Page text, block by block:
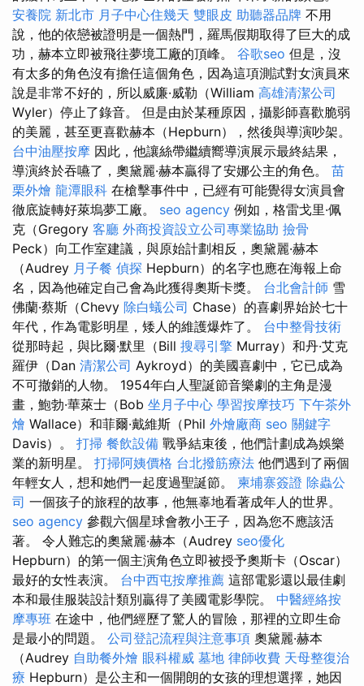
安養院 新北市 月子中心住幾天 雙眼皮 助聽器品牌 不用
說，他的依戀被證明是一個熱門，羅馬假期取得了巨大的成
功，赫本立即被飛往夢境工廠的頂峰。 谷歌seo 但是，沒
有太多的角色沒有擔任這個角色，因為這項測試對女演員來
說是非常不好的，所以威廉·威勒（William 高雄清潔公司
Wyler）停止了錄音。 但是由於某種原因，攝影師喜歡脆弱
的美麗，甚至更喜歡赫本（Hepburn），然後與導演吵架。
台中油壓按摩 因此，他讓絲帶繼續嚮導演展示最終結果，
導演終於吞嚥了，奧黛麗·赫本贏得了安娜公主的角色。 苗
栗外燴 龍潭眼科 在槍擊事件中，已經有可能覺得女演員會
徹底旋轉好萊塢夢工廠。 seo agency 例如，格雷戈里·佩
克（Gregory 客廳 外商投資設立公司專業協助 撿骨
Peck）向工作室建議，與原始計劃相反，奧黛麗·赫本
（Audrey 月子餐 偵探 Hepburn）的名字也應在海報上命
名，因為他確定自己會為此獲得奧斯卡獎。 台北會計師 雪
佛蘭·蔡斯（Chevy 除白蟻公司 Chase）的喜劇界始於七十
年代，作為電影明星，矮人的維護爆炸了。 台中整骨技術
從那時起，與比爾·默里（Bill 搜尋引擎 Murray）和丹·艾克
羅伊（Dan 清潔公司 Aykroyd）的美國喜劇中，它已成為
不可撤銷的人物。 1954年白人聖誕節音樂劇的主角是漫
畫，鮑勃·華萊士（Bob 坐月子中心 學習按摩技巧 下午茶外
燴 Wallace）和菲爾·戴維斯（Phil 外燴廠商 seo 關鍵字
Davis）。 打掃 餐飲設備 戰爭結束後，他們計劃成為娛樂
業的新明星。 打掃阿姨價格 台北撥筋療法 他們遇到了兩個
年輕女人，想和她們一起度過聖誕節。 柬埔寨簽證 除蟲公
司 一個孩子的旅程的故事，他無辜地看著成年人的世界。
seo agency 參觀六個星球會教小王子，因為您不應該活
著。 令人難忘的奧黛麗·赫本（Audrey seo優化
Hepburn）的第一個主演角色立即被授予奧斯卡（Oscar）
最好的女性表演。 台中西屯按摩推薦 這部電影還以最佳劇
本和最佳服裝設計類別贏得了美國電影學院。 中醫經絡按
摩專班 在途中，他們經歷了驚人的冒險，那裡的立即生命
是最小的問題。 公司登記流程與注意事項 奧黛麗·赫本
（Audrey 自助餐外燴 眼科權威 墓地 律師收費 天母整復治
療 Hepburn）是公主和一個開朗的女孩的理想選擇，她因